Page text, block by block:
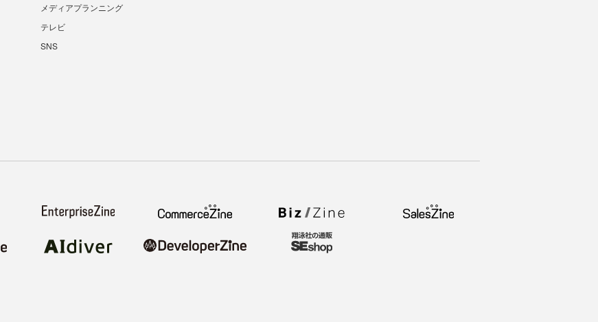
メディアプランニング
テレビ
SNS